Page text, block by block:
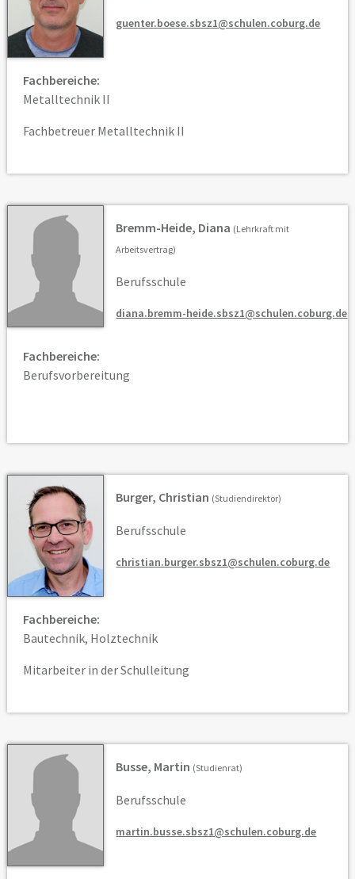
guenter.boese.sbsz1@schulen.coburg.de
Fachbereiche:
Metalltechnik II
Fachbetreuer Metalltechnik II
Bremm-Heide, Diana (Lehrkraft mit
Arbeitsvertrag)
Berufsschule
diana.bremm-heide.sbsz1@schulen.coburg.de
Fachbereiche:
Berufsvorbereitung
Burger, Christian (Studiendirektor)
Berufsschule
christian.burger.sbsz1@schulen.coburg.de
Fachbereiche:
Bautechnik, Holztechnik
Mitarbeiter in der Schulleitung
Busse, Martin (Studienrat)
Berufsschule
martin.busse.sbsz1@schulen.coburg.de